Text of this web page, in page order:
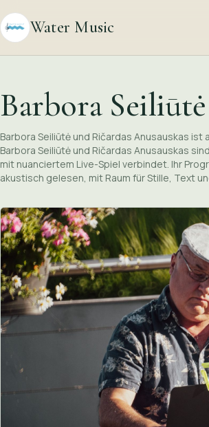
Water Music
Barbora
Barbora Seiliūtė und Ričardas Anusauskas ist
Barbora Seiliūtė und Ričardas Anusauskas
mit nuanciertem Live-Spiel verbindet. Ihr
akustisch gelesen, mit Raum für Stille, Text